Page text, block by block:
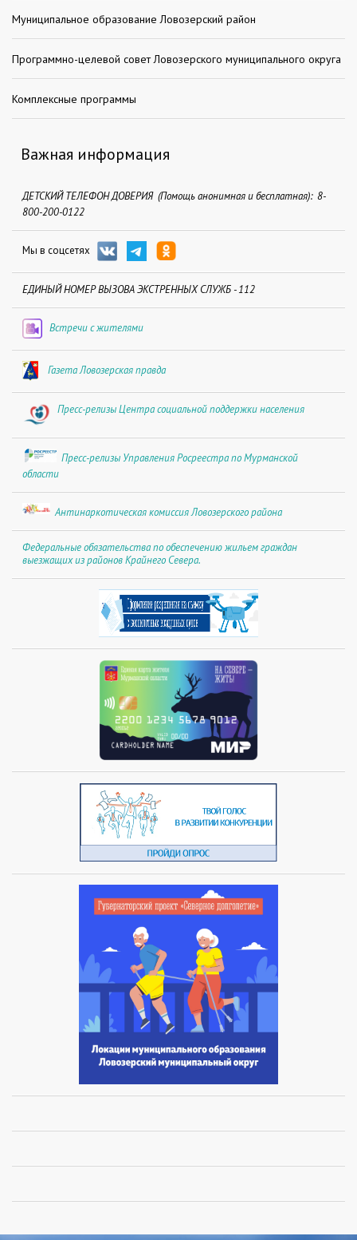
Муниципальное образование Ловозерский район
Программно-целевой совет Ловозерского муниципального округа
Комплексные программы
Важная информация
ДЕТСКИЙ ТЕЛЕФОН ДОВЕРИЯ (Помощь анонимная и бесплатная): 8-
800-200-0122
Мы в соцсетях
ЕДИНЫЙ НОМЕР ВЫЗОВА ЭКСТРЕННЫХ СЛУЖБ - 112
Встречи с жителями
Газета Ловозерская правда
Пресс-релизы Центра социальной поддержки населения
Пресс-релизы Управления Росреестра по Мурманской
области
Антинаркотическая комиссия Ловозерского района
Федеральные обязательства по обеспечению жильем граждан
выезжащих из районов Крайнего Севера.